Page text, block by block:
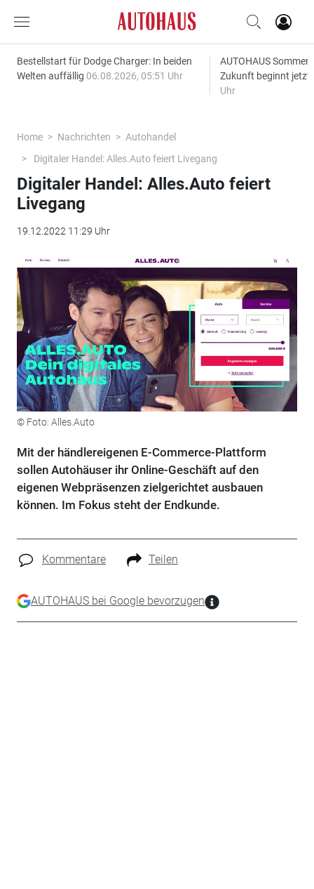
Bestellstart für Dodge Charger: In beiden
Welten auffällig 06.08.2026, 05:51 Uhr
AUTOHAUS
Zukunft beginnt jetzt
Uhr
Home Nachrichten
Autohandel
Digitaler Handel: Alles.Auto feiert Livegang
Digitaler Handel: Alles.Auto feiert
Livegang
19.12.2022 11:29 Uhr
© Foto: Alles.Auto
Mit der händlereigenen E-Commerce-Plattform
sollen Autohäuser ihr Online-Geschäft auf den
eigenen Webpräsenzen zielgerichtet ausbauen
können. Im Fokus steht der Endkunde.
Kommentare Teilen
AUTOHAUS bei Google bevorzugen